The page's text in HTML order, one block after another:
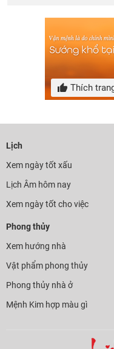
Thích
Lịch
Xem ngày tốt xấu
Lịch Âm hôm nay
Xem ngày tốt cho việc
Phong thủy
Xem hướng nhà
Vật phẩm phong thủy
Phong thủy nhà ở
Mệnh Kim hợp màu gì